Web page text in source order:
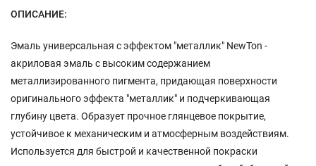
ОПИСАНИЕ:
Эмаль универсальная с эффектом "металлик" NewTon -
акриловая эмаль с высоким содержанием
металлизированного пигмента, придающая поверхности
оригинального эффекта "металлик" и подчеркивающая
глубину цвета. Образует прочное глянцевое покрытие,
устойчивое к механическим и атмосферным воздействиям.
Используется для быстрой и качественной покраски